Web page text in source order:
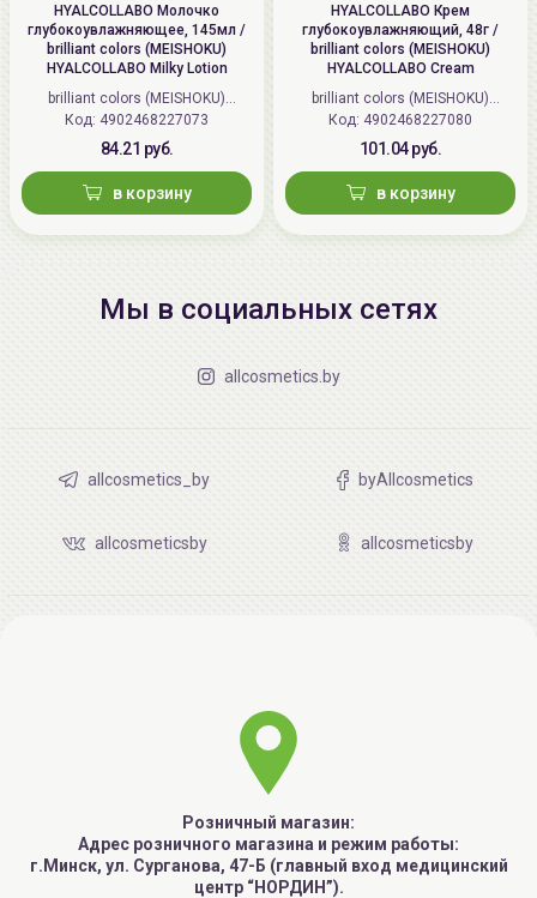
HYALCOLLABO Молочко
глубокоувлажняющее, 145мл /
brilliant colors (MEISHOKU)
HYALCOLLABO Milky Lotion
brilliant colors (MEISHOKU)
(Япония)
Код: 4902468227073
84.21 руб.
в корзину
HYALCOLLABO Крем
глубокоувлажняющий, 48г /
brilliant colors (MEISHOKU)
HYALCOLLABO Cream
brilliant colors (MEISHOKU)
(Япония)
Код: 4902468227080
101.04 руб.
в корзину
Мы в социальных сетях
allcosmetics.by
allcosmetics_by byAllcosmetics
allcosmeticsby allcosmeticsby
Розничный магазин:
Адрес розничного магазина и режим работы:
г.Минск, ул. Сурганова, 47-Б (главный вход медицинский
центр “НОРДИН”).